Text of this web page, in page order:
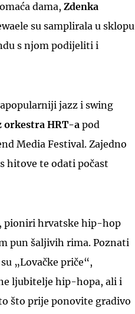
dama, Zdenka
su samplirala u sklopu
s njom podijeliti i
jazz i swing
orkestra HRT-a pod
Media Festival. Zajedno
hitove te odati počast
, pioniri hrvatske hip-hop
pun šaljivih rima. Poznati
„Lovačke priče“,
ljubitelje hip-hopa, ali i
što prije ponovite gradivo